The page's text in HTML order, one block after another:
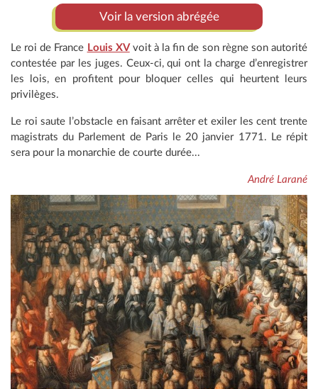
Voir la version abrégée
Le roi de France Louis XVvoit à la fin de son règne son autorité
contestée par les juges. Ceux-ci, qui ont la charge d’enregistrer
les lois, en profitent pour bloquer celles qui heurtent leurs
privilèges.
Le roi saute l’obstacle en faisant arrêter et exiler les cent trente
magistrats du Parlement de Paris le 20 janvier 1771. Le répit
sera pour la monarchie de courte durée...
André Larané